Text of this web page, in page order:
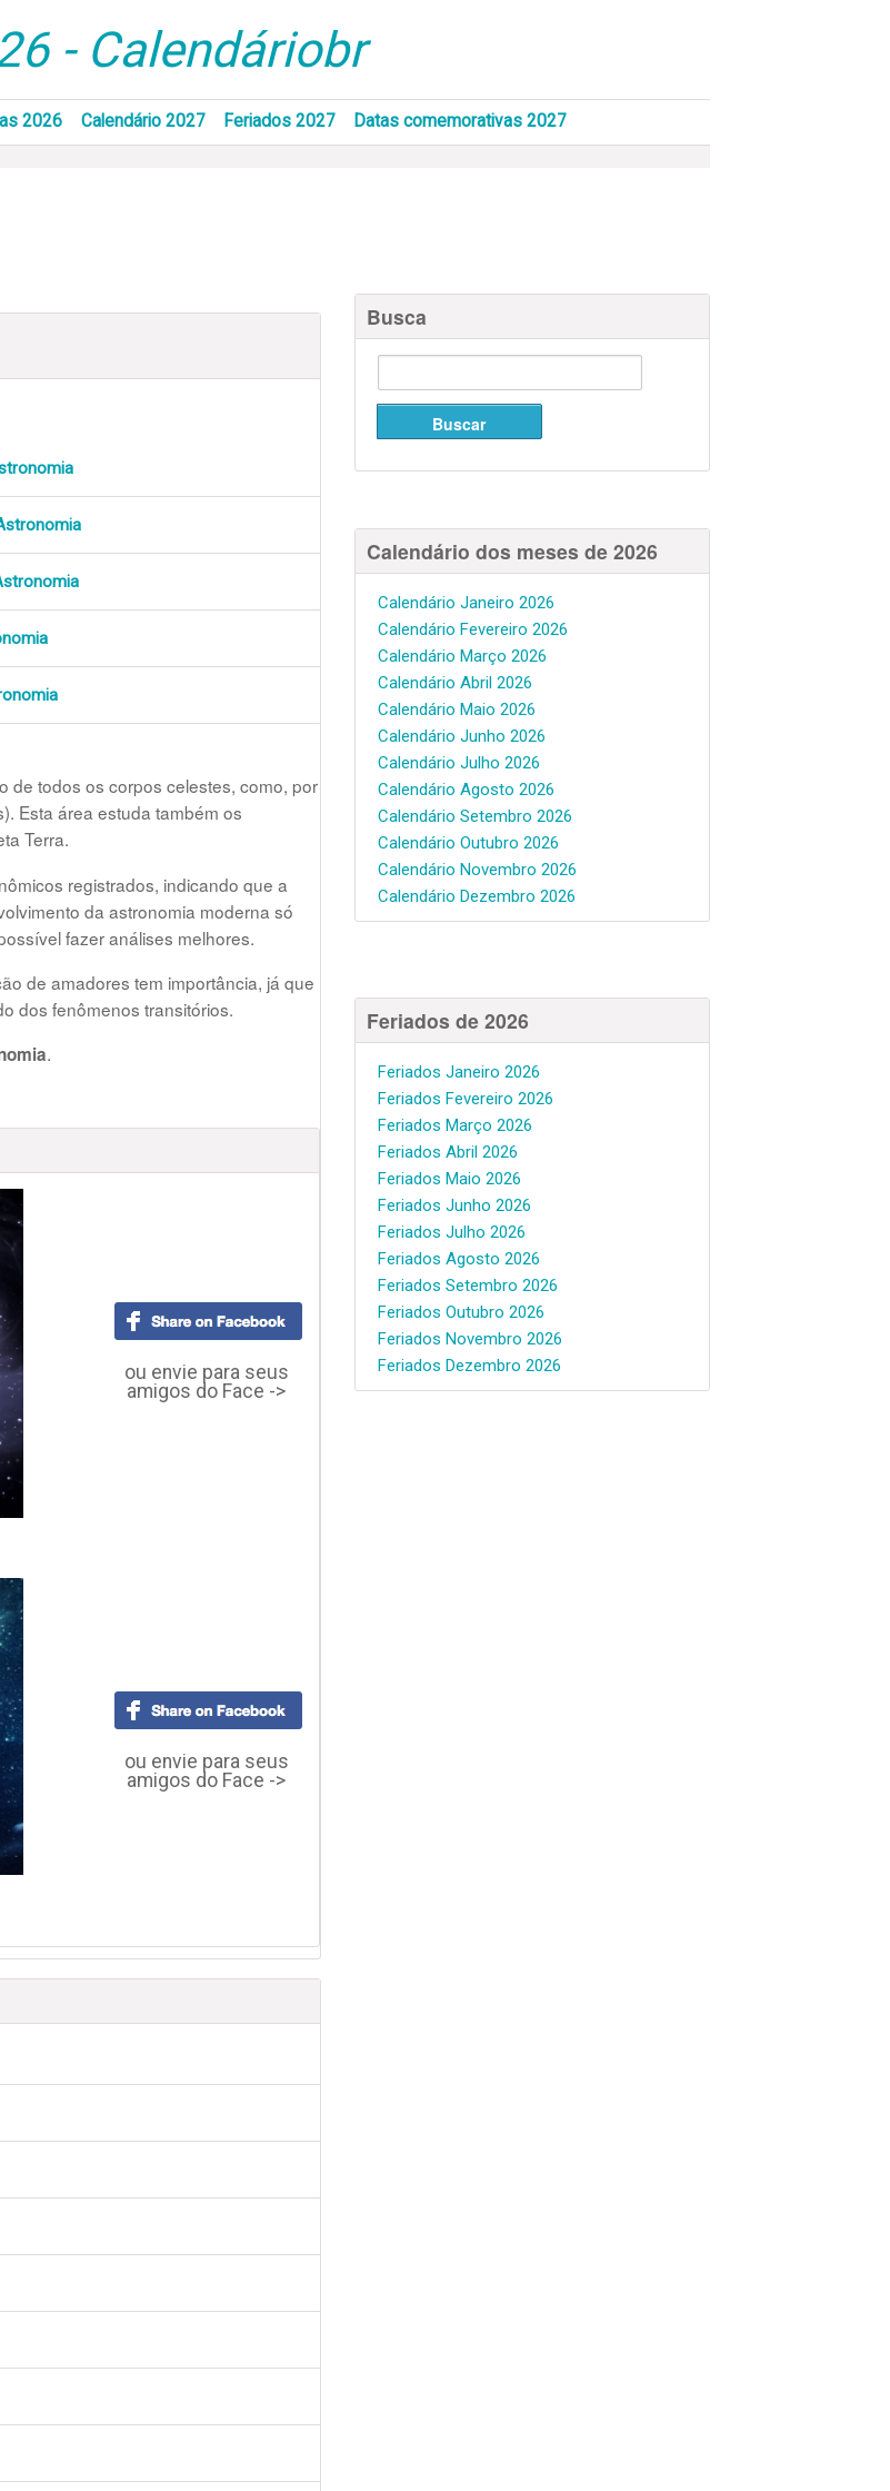
- Calendáriobr
2026 Calendário 2027 Feriados 2027 Datas comemorativas 2027
de todos os corpos celestes, como, por
Esta área estuda também os
Terra.
registrados, indicando que a
da astronomia moderna só
fazer análises melhores.
de amadores tem importância, já que
dos fenômenos transitórios.
.
ou envie para seus
amigos do Face ->
ou envie para seus
amigos do Face ->
Busca
Calendário dos meses de 2026
Calendário Janeiro 2026
Calendário Fevereiro 2026
Calendário Março 2026
Calendário Abril 2026
Calendário Maio 2026
Calendário Junho 2026
Calendário Julho 2026
Calendário Agosto 2026
Calendário Setembro 2026
Calendário Outubro 2026
Calendário Novembro 2026
Calendário Dezembro 2026
Feriados de 2026
Feriados Janeiro 2026
Feriados Fevereiro 2026
Feriados Março 2026
Feriados Abril 2026
Feriados Maio 2026
Feriados Junho 2026
Feriados Julho 2026
Feriados Agosto 2026
Feriados Setembro 2026
Feriados Outubro 2026
Feriados Novembro 2026
Feriados Dezembro 2026